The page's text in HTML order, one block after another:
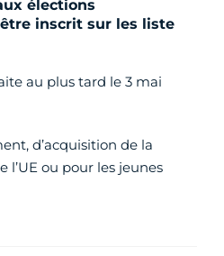
élections
inscrit sur les liste
au plus tard le 3 mai
d’acquisition de la
l’UE ou pour les jeunes